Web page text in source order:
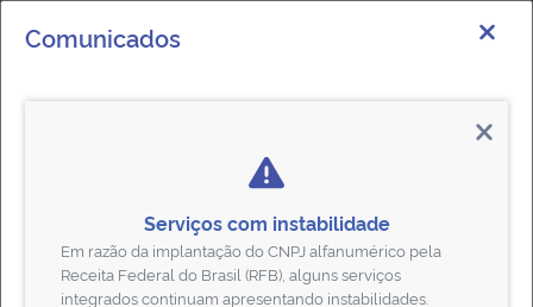
Cadastrar / Acessar
Seja Bem-Vindo
Encontre todas as informações para abertura,
alteração e baixa de sua empresa.
Comunicados
Serviços com instabilidade
Em razão da implantação do CNPJ alfanumérico pela
Receita Federal do Brasil (RFB), alguns serviços
integrados continuam apresentando instabilidades.